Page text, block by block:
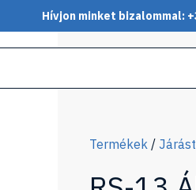
Hívjon minket bizalommal:
Termékek /